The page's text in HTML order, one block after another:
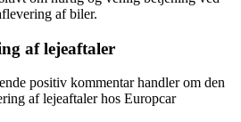
af biler.
af lejeaftaler
positiv kommentar handler om den
af lejeaftaler hos Europcar